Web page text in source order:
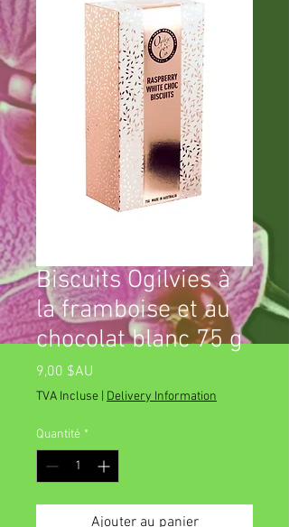
Biscuits Ogilvies à
la framboise et au
chocolat blanc 75 g
9,00 $AU
TVA Incluse Delivery Information
Quantité *
Ajouter au panier